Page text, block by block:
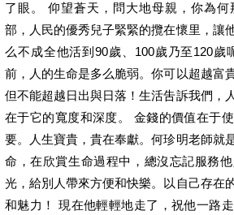
了眼。 仰望蒼天，問大地母親，你為
部，人民的優秀兒子緊緊的攬在懷里，讓
么不成全他活到90歲、100歲乃至120歲
前，人的生命是多么脆弱。你可以超越富
但不能超越日出與日落！生活吿訴我們，
在于它的寬度和深度。 金錢的價值在于
要。人生寶貴，貴在奉獻。何珍明老師就
命，在欣賞生命過程中，總沒忘記服務
光，給別人帶來方便和快樂。以自己存在
和魅力！ 現在他輕輕地走了，祝他一路